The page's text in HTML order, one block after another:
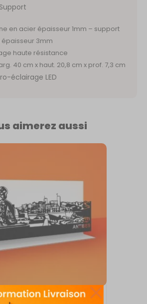
en acier épaisseur 1mm – support
3mm
haute résistance
40 cm x haut. 20,8 cm x prof. 7,3 cm
éclairage LED
aimerez aussi
SKYLINE SUR SOCLE